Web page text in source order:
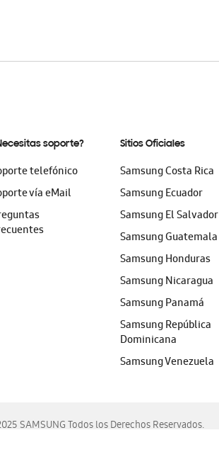
soporte?
telefónico
vía eMail
Sitios Oficiales
Samsung Costa Rica
Samsung Ecuador
Samsung El Salvador
Samsung Guatemala
Samsung Honduras
Samsung Nicaragua
Samsung Panamá
Samsung República
Dominicana
Samsung Venezuela
SAMSUNG Todos los Derechos Reservados.